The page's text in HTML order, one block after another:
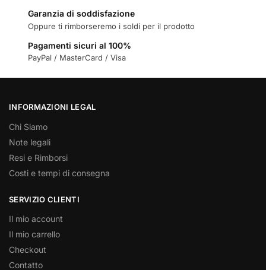
Garanzia di soddisfazione
Oppure ti rimborseremo i soldi per il prodotto
Pagamenti sicuri al 100%
PayPal / MasterCard / Visa
INFORMAZIONI LEGAL
Chi Siamo
Note legali
Resi e Rimborsi
Costi e tempi di consegna
SERVIZIO CLIENTI
Il mio account
Il mio carrello
Checkout
Contatto